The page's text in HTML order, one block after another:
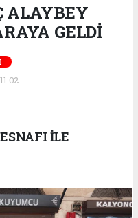
ALAYBEY
GELDİ
İLE